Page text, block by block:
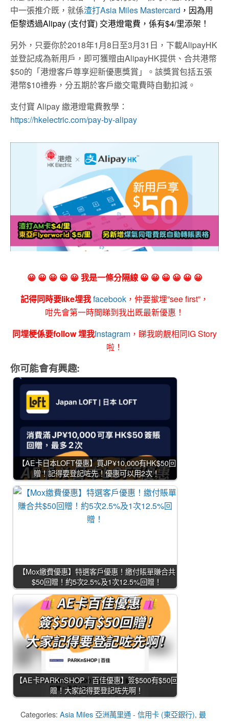
中一張推介既，就係渣打Asia Miles Mastercard ，因為用
佢黎透過Alipay (支付寶) 交港燈電費，係有$4/里添架！
另外，只要​你於2018年1月8日至3月31日，下載AlipayHK
並登記成為新用戶，即可獲贈由AlipayHK提供、合共港幣
$50的「港燈客戶尊享迎新優惠獎賞」。該獎賞包括五張
港幣$10禮券，分五期於客戶繳交電費時自動扣減。
支付寶 Alipay 繳港燈電費教學：
https://hkelectric.com/pay-by-alipay
😀 😀 😀 😀 😀 我是一條分隔線 😀 😀 😀 😀 😀 😀
記得同時要like埋我facebook ，仲要撳埋”see first”，
咁先會第一時間睇到我出既最新優惠！
同埋梗係要follow 埋我Instagram ，睇我啲靚相同IG Story
啦！
你可能會有興趣:
【AE卡日本LOFT優惠】買JP¥10,000有HK$50回
贈！記得要登記咗先！優惠可以用2次！
【Mox繳費優惠】特選客戶優惠！繳付賬單賺合共
$50回贈！約5次2.5%及1次12.5%回贈！
【AE卡PARKnSHOP｜百佳優惠】簽$500有$50回
贈！大家記得要登記咗先啊！
Categories: Asia Miles 亞洲萬里通 - 信用卡 (東亞銀行), 最